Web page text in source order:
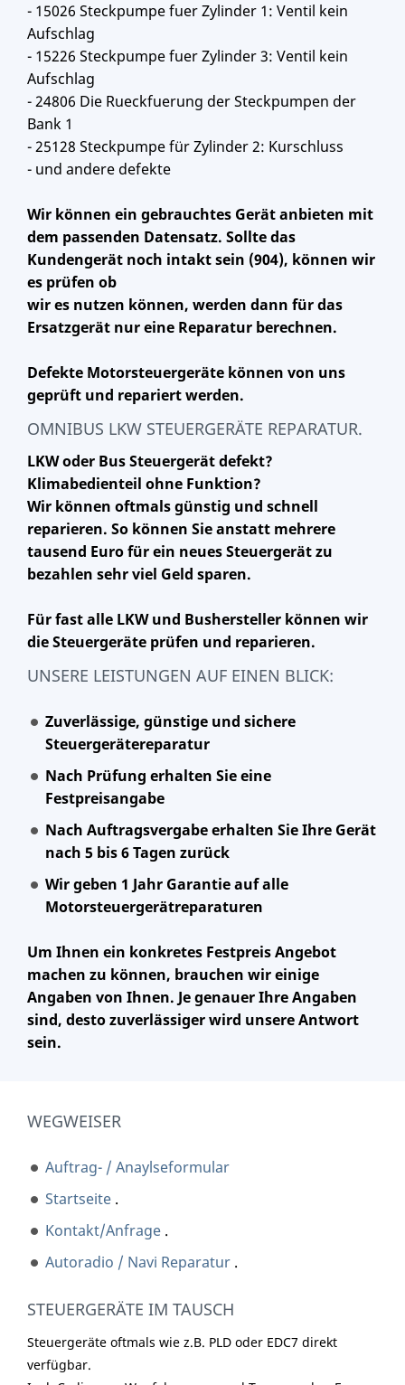
- 15026 Steckpumpe fuer Zylinder 1: Ventil kein
Aufschlag
- 15226 Steckpumpe fuer Zylinder 3: Ventil kein
Aufschlag
- 24806 Die Rueckfuerung der Steckpumpen der
Bank 1
- 25128 Steckpumpe für Zylinder 2: Kurschluss
- und andere defekte
Wir können ein gebrauchtes Gerät anbieten mit
dem passenden Datensatz. Sollte das
Kundengerät noch intakt sein (904), können wir
es prüfen ob
wir es nutzen können, werden dann für das
Ersatzgerät nur eine Reparatur berechnen.
Defekte Motorsteuergeräte können von uns
geprüft und repariert werden.
OMNIBUS LKW STEUERGERÄTE REPARATUR.
LKW oder Bus Steuergerät defekt?
Klimabedienteil ohne Funktion?
Wir können oftmals günstig und schnell
reparieren. So können Sie anstatt mehrere
tausend Euro für ein neues Steuergerät zu
bezahlen sehr viel Geld sparen.
Für fast alle LKW und Bushersteller können wir
die Steuergeräte prüfen und reparieren.
UNSERE LEISTUNGEN AUF EINEN BLICK:
Zuverlässige, günstige und sichere
Steuergerätereparatur
Nach Prüfung erhalten Sie eine
Festpreisangabe
Nach Auftragsvergabe erhalten Sie Ihre Gerät
nach 5 bis 6 Tagen zurück
Wir geben 1 Jahr Garantie auf alle
Motorsteuergerätreparaturen
Um Ihnen ein konkretes Festpreis Angebot
machen zu können, brauchen wir einige
Angaben von Ihnen. Je genauer Ihre Angaben
sind, desto zuverlässiger wird unsere Antwort
sein.
WEGWEISER
Auftrag- / Anaylseformular
Startseite .
Kontakt/Anfrage .
Autoradio / Navi Reparatur .
STEUERGERÄTE IM TAUSCH
Steuergeräte oftmals wie z.B. PLD oder EDC7 direkt
verfügbar.